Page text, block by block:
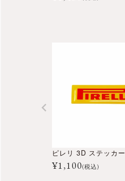
ピレリ 3D ステッカー
¥1,100(税込)